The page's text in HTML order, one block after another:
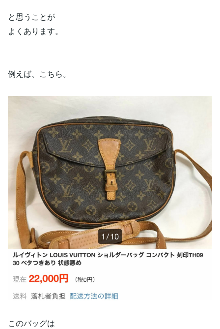
と思うことが
よくあります。
例えば、こちら。
このバッグは